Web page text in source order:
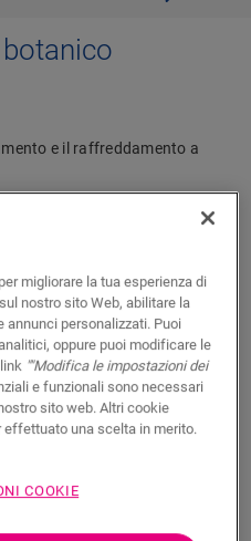
e il raffreddamento a
Disponibile in2 varianti
vicino a te
pavimento dal vivo? Hai
C’è sempre un
migliorare la tua esperienza di
nostro sito Web, abilitare la
personalizzati. Puoi
oppure puoi modificare le
""Modifica le impostazioni dei
e funzionali sono necessari
sito web. Altri cookie
effettuato una scelta in merito.
COOKIE